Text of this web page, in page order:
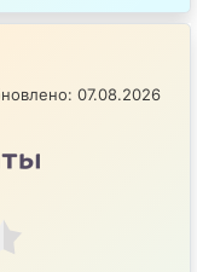
07.08.2026